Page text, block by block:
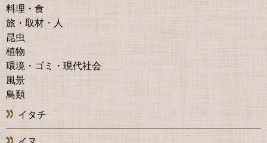
料理・食
旅・取材・人
昆虫
植物
環境・ゴミ・現代社会
風景
鳥類
イタチ